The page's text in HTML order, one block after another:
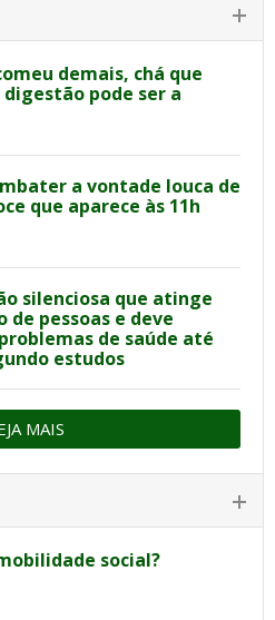
demais, chá que
pode ser a
a vontade louca de
que aparece às 11h
silenciosa que atinge
de pessoas e deve
de saúde até
estudos
MAIS
social?